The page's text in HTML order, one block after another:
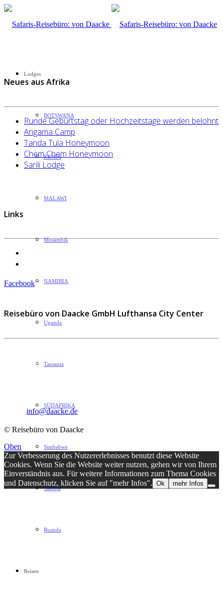
Lodges
BOTSWANA
KENIA
MALAWI
Mosambik
NAMIBIA
Uganda
Tansania
SÜDAFRIKA
Simbabwe
Sambia
Ruanda
Reisen
Neues aus Afrika
Runde Geburtstag oder Hochzeitstage werden belohnt
Angama Camp
Tanda Tula Honeymoon
Chem Chem Honeymoon
Sarili Lodge
Links
Facebook
Reisebüro von Daacke GmbH Lufthansa City Center
D-22609 Hamburg
info@daacke.de
© Reisebüro von Daacke
Oben
Zur Verbesserung des Nutzererlebnisses benutzt diese Website
Cookies. Wenn Sie die Website weiter nutzen, gehen wir von Ihrem
Einverständnis aus. Für weitere Informationen zum Thema Cookies
und Datenschutz, klicken Sie auf "mehr Infos". Ok mehr Infos